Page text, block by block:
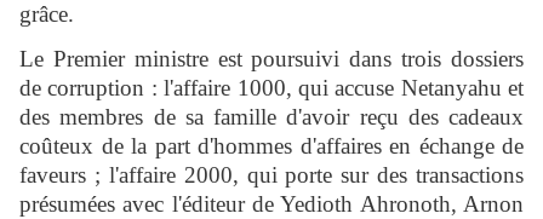
grâce.
Le Premier ministre est poursuivi dans trois dossiers
de corruption : l'affaire 1000, qui accuse Netanyahu et
des membres de sa famille d'avoir reçu des cadeaux
coûteux de la part d'hommes d'affaires en échange de
faveurs ; l'affaire 2000, qui porte sur des transactions
présumées avec l'éditeur de Yedioth Ahronoth, Arnon